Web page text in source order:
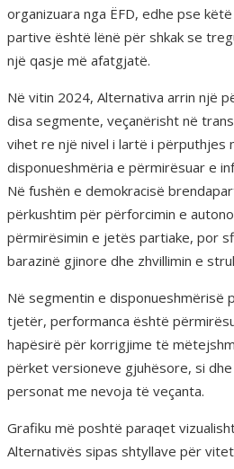
organizuara nga ËFD, edhe pse
partive është lënë për shkak se
një qasje më afatgjatë.
Në vitin 2024, Alternativa arrin një
disa segmente, veçanërisht në
vihet re një nivel i lartë i përputhjes
disponueshmëria e përmirësuar e
Në fushën e demokracisë
përkushtim për përforcimin e
përmirësimin e jetës partiake, por
barazinë gjinore dhe zhvillimin e
Në segmentin e disponueshmërisë
tjetër, performanca është
hapësirë për korrigjime të
përket versioneve gjuhësore, si
personat me nevoja të veçanta.
Grafiku më poshtë paraqet
Alternativës sipas shtyllave për